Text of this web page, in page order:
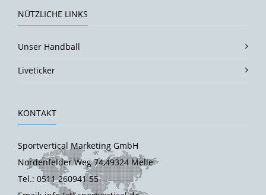
NÜTZLICHE LINKS
Unser Handball
Liveticker
KONTAKT
Sportvertical Marketing GmbH
Nordenfelder Weg 74,49324 Melle
Tel.: 0511 260941 55